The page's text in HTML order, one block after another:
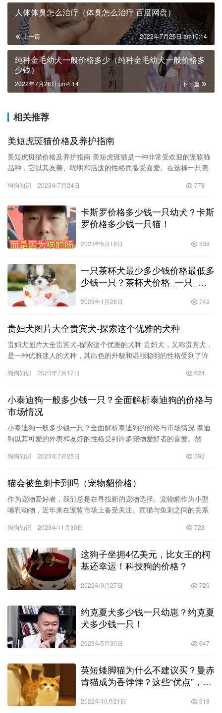
人体体臭怎么治疗（体臭怎么治疗 百度网盘）
上一篇 2022年7月26日 am10:14
纯种金毛幼犬一般价格多少（纯种金毛幼犬一般价格多
少钱）
下一篇
2022年7月26日 pm4:14
相关推荐
美短虎斑猫价格及养护指南
美短虎斑猫价格及养护指南 美短虎斑猫是一种非常受欢迎的宠物猫
品种，它以其友善、聪明和活泼的性格而备受喜爱。在选择一只美
价…
狗狗知识 2023年7月24日 778
卡斯罗价格多少钱一只幼犬？卡斯
罗价格多少钱一只猫！
2023年5月18日 539
一只茶杯犬最少多少钱价格最低多
少钱一只？茶杯犬价格_一只_价
2023年1月28日 742
贵妇犬图片大全贵宾犬-探索这个优雅的犬种
贵妇犬图片大全贵宾犬-探索这个优雅的犬种 贵妇犬，又称贵宾犬，
是一种优雅迷人的犬种，其出色的外貌和温顺聪明的性格受到了许
闻…
狗狗知识 2023年7月17日 624
小泰迪狗一般多少钱一只？全面解析泰迪狗的价格与
市场情况
小泰迪狗一般多少钱一只？全面解析泰迪狗的价格与市场情况 泰迪
狗以其可爱的外表和友好的性格受到许多宠物爱好者的喜爱。然
考量因…
狗狗知识 2023年7月25日 592
猫会被鱼刺卡到吗（宠物貂价格）
作为宠物爱好者，我们总是在寻找新的宠物选择。宠物貂作为小型
哺乳动物，近年来在宠物市场上备受关注。而猫与鱼刺之间的关系
价格和…
狗狗知识 2023年11月30日 723
这狗子坐拥4亿美元，比女王的柯
基还幸运！科技狗的价格？
2022年9月27日 726
约克夏犬多少钱一只幼崽？约克夏
犬多少钱一只！
2023年5月30日 647
英短矮脚猫为什么不建议买？曼赤
肯猫成为香饽饽？这些“优点”，令
2022年10月21日 918